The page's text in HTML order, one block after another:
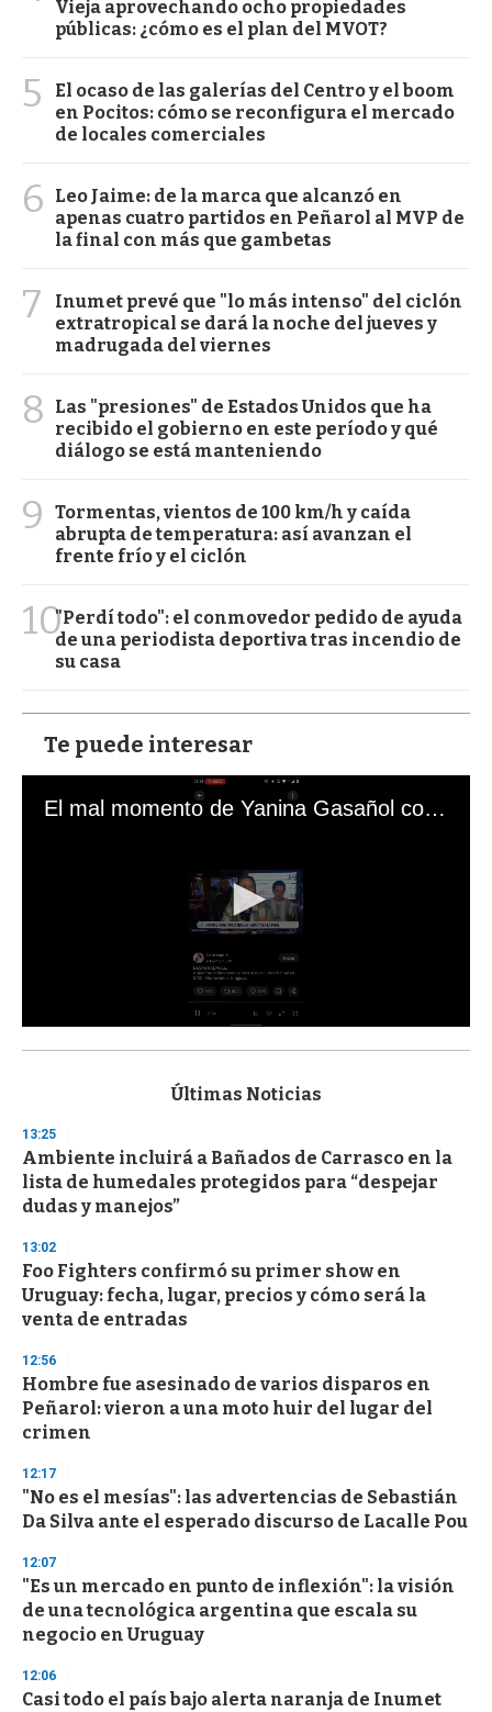
Vieja aprovechando ocho propiedades
públicas: ¿cómo es el plan del MVOT?
5
El ocaso de las galerías del Centro y el boom
en Pocitos: cómo se reconfigura el mercado
de locales comerciales
6
Leo Jaime: de la marca que alcanzó en
apenas cuatro partidos en Peñarol al MVP de
la final con más que gambetas
7
Inumet prevé que "lo más intenso" del ciclón
extratropical se dará la noche del jueves y
madrugada del viernes
8
Las "presiones" de Estados Unidos que ha
recibido el gobierno en este período y qué
diálogo se está manteniendo
9
Tormentas, vientos de 100 km/h y caída
abrupta de temperatura: así avanzan el
frente frío y el ciclón
10"Perdí todo": el conmovedor pedido de ayuda
de una periodista deportiva tras incendio de
su casa
Te puede interesar
El mal momento de Yanina Gasañol con un hincha argentino en "Subrayado"
s
d
s
o
f
3
s
e
c
o
n
Últimas Noticias
13:25
Ambiente incluirá a Bañados de Carrasco en la
lista de humedales protegidos para “despejar
dudas y manejos”
13:02
Foo Fighters confirmó su primer show en
Uruguay: fecha, lugar, precios y cómo será la
venta de entradas
12:56
Hombre fue asesinado de varios disparos en
Peñarol: vieron a una moto huir del lugar del
crimen
12:17
"No es el mesías": las advertencias de Sebastián
Da Silva ante el esperado discurso de Lacalle Pou
12:07
"Es un mercado en punto de inflexión": la visión
de una tecnológica argentina que escala su
negocio en Uruguay
12:06
Casi todo el país bajo alerta naranja de Inumet